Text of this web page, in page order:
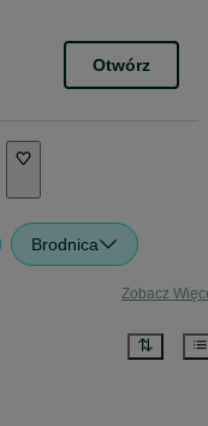
Otwórz
Brodnica
Zobacz